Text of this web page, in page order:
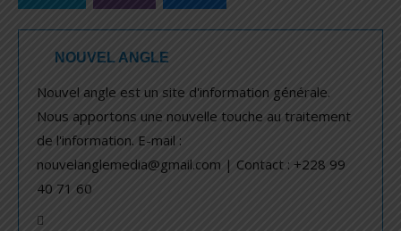
NOUVEL ANGLE
Nouvel angle est un site d'information générale.
Nous apportons une nouvelle touche au traitement
de l'information. E-mail :
nouvelanglemedia@gmail.com | Contact : +228 99
40 71 60